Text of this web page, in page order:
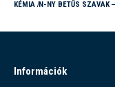
KÉMIA N-NY BETŰS SZAVAK
Információk